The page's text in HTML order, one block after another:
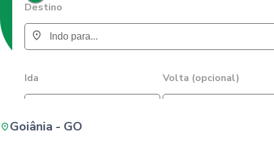
Destino
Ida Volta (opcional)
Goiânia - GO